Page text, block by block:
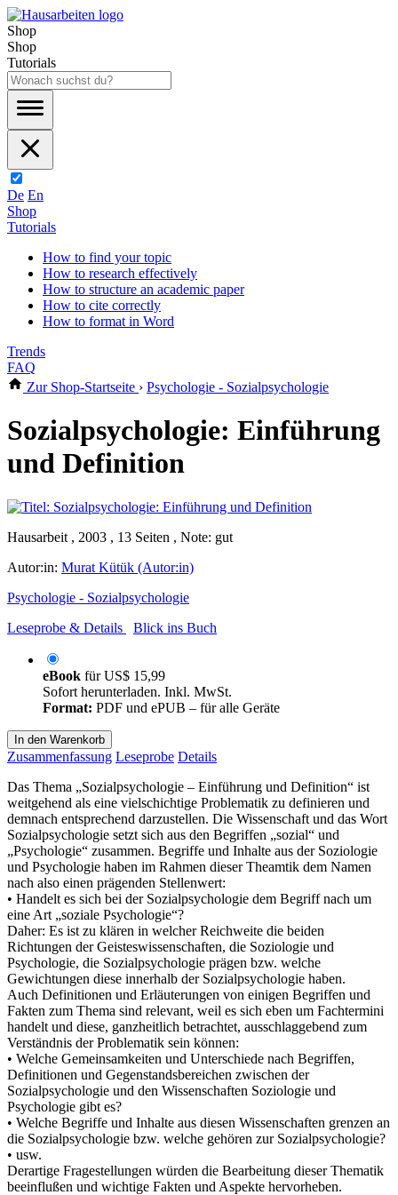
Shop
Shop
Tutorials
De En
Shop
Tutorials
How to find your topic
How to research effectively
How to structure an academic paper
How to cite correctly
How to format in Word
Trends
FAQ
Zur Shop-Startseite › Psychologie - Sozialpsychologie
Sozialpsychologie: Einführung
und Definition
Hausarbeit , 2003 , 13 Seiten , Note: gut
Autor:in: Murat Kütük (Autor:in)
Psychologie - Sozialpsychologie
Leseprobe & Details
Blick ins Buch
eBook fürUS$ 15,99
Sofort herunterladen. Inkl. MwSt.
Format: PDF und ePUB – für alle Geräte
In den Warenkorb
Zusammenfassung Leseprobe Details
Das Thema „Sozialpsychologie – Einführung und Definition“ ist
weitgehend als eine vielschichtige Problematik zu definieren und
demnach entsprechend darzustellen. Die Wissenschaft und das Wort
Sozialpsychologie setzt sich aus den Begriffen „sozial“ und
„Psychologie“ zusammen. Begriffe und Inhalte aus der Soziologie
und Psychologie haben im Rahmen dieser Theamtik dem Namen
nach also einen prägenden Stellenwert:
• Handelt es sich bei der Sozialpsychologie dem Begriff nach um
eine Art „soziale Psychologie“?
Daher: Es ist zu klären in welcher Reichweite die beiden
Richtungen der Geisteswissenschaften, die Soziologie und
Psychologie, die Sozialpsychologie prägen bzw. welche
Gewichtungen diese innerhalb der Sozialpsychologie haben.
Auch Definitionen und Erläuterungen von einigen Begriffen und
Fakten zum Thema sind relevant, weil es sich eben um Fachtermini
handelt und diese, ganzheitlich betrachtet, ausschlaggebend zum
Verständnis der Problematik sein können:
• Welche Gemeinsamkeiten und Unterschiede nach Begriffen,
Definitionen und Gegenstandsbereichen zwischen der
Sozialpsychologie und den Wissenschaften Soziologie und
Psychologie gibt es?
• Welche Begriffe und Inhalte aus diesen Wissenschaften grenzen an
die Sozialpsychologie bzw. welche gehören zur Sozialpsychologie?
• usw.
Derartige Fragestellungen würden die Bearbeitung dieser Thematik
beeinflußen und wichtige Fakten und Aspekte hervorheben.